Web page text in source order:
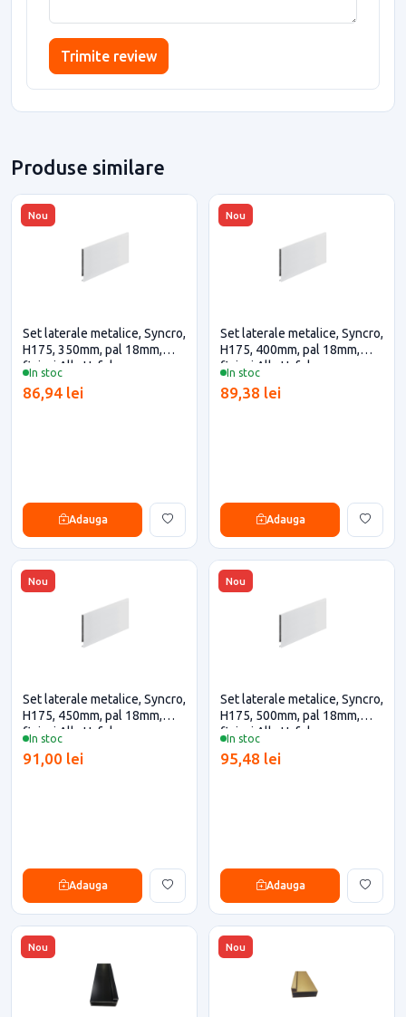
Trimite review
Produse similare
Nou
In stoc
Set laterale metalice, Syncro,
H175, 350mm, pal 18mm,
finisaj Alb, Hafele
86,94 lei
Adauga
Nou
In stoc
Set laterale metalice, Syncro,
H175, 400mm, pal 18mm,
finisaj Alb, Hafele
89,38 lei
Adauga
Nou
In stoc
Set laterale metalice, Syncro,
H175, 450mm, pal 18mm,
finisaj Alb, Hafele
91,00 lei
Adauga
Nou
In stoc
Set laterale metalice, Syncro,
H175, 500mm, pal 18mm,
finisaj Alb, Hafele
95,48 lei
Adauga
Nou Nou